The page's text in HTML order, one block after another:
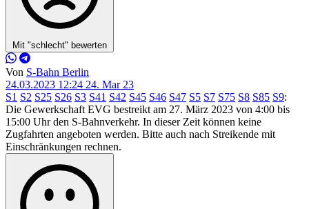
Mit "schlecht" bewerten
Von S-Bahn Berlin
24.03.2023 12:24 24. Mar 23
S1 S2 S25 S26 S3 S41 S42 S45 S46 S47 S5 S7 S75 S8 S85 S9:
Die Gewerkschaft EVG bestreikt am 27. März 2023 von 4:00 bis
15:00 Uhr den S-Bahnverkehr. In dieser Zeit können keine
Zugfahrten angeboten werden. Bitte auch nach Streikende mit
Einschränkungen rechnen.